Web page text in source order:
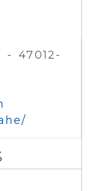
- 47012-